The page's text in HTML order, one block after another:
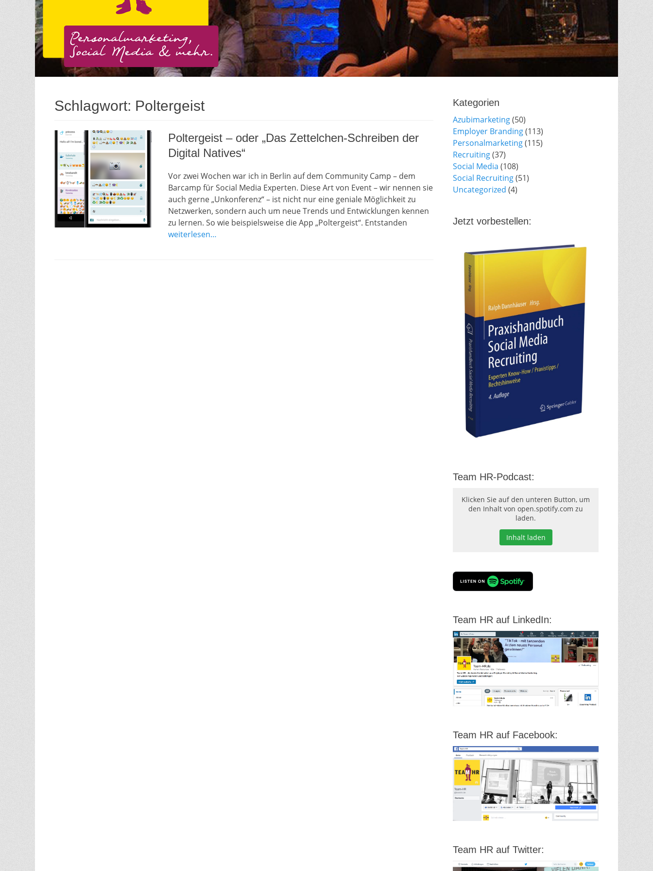
Schlagwort: Poltergeist
Poltergeist – oder „Das Zettelchen-Schreiben der
Digital Natives“
Vor zwei Wochen war ich in Berlin auf dem Community Camp – dem
Barcamp für Social Media Experten. Diese Art von Event – wir nennen sie
auch gerne „Unkonferenz“ – ist nicht nur eine geniale Möglichkeit zu
Netzwerken, sondern auch um neue Trends und Entwicklungen kennen
zu lernen. So wie beispielsweise die App „Poltergeist“. Entstanden
weiterlesen…
Kategorien
Azubimarketing(50)
Employer Branding(113)
Personalmarketing(115)
Recruiting(37)
Social Media (108)
Social Recruiting(51)
Uncategorized (4)
Jetzt vorbestellen:
Team HR-Podcast:
Klicken Sie auf den unteren Button, um
den Inhalt von open.spotify.com zu
laden.
Inhalt laden
Team HR auf LinkedIn:
Team HR auf Facebook:
Team HR auf Twitter: